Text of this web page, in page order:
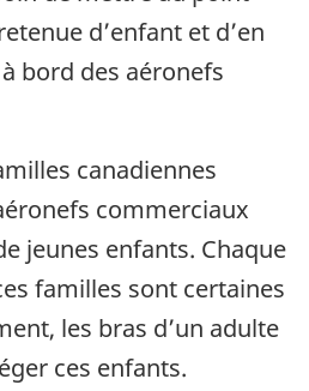
d’enfant et d’en
bord des aéronefs
canadiennes
commerciaux
jeunes enfants. Chaque
familles sont certaines
les bras d’un adulte
ces enfants.